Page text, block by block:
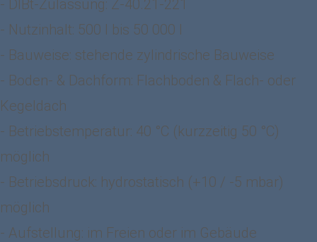
- DIBt-Zulassung: Z-40.21-221
- Nutzinhalt: 500 l bis 50 000 l
- Bauweise: stehende zylindrische Bauweise
- Boden- & Dachform: Flachboden & Flach- oder
Kegeldach
- Betriebstemperatur: 40 °C (kurzzeitig 50 °C)
möglich
- Betriebsdruck: hydrostatisch (+10 / -5 mbar)
möglich
- Aufstellung: im Freien oder im Gebäude